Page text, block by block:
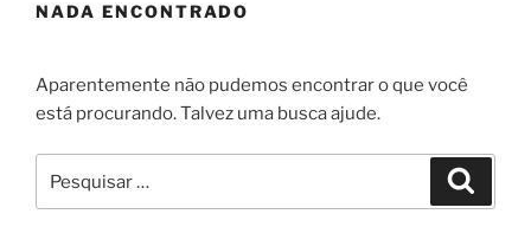
NADA ENCONTRADO
Aparentemente não pudemos encontrar o que você
está procurando. Talvez uma busca ajude.
por: